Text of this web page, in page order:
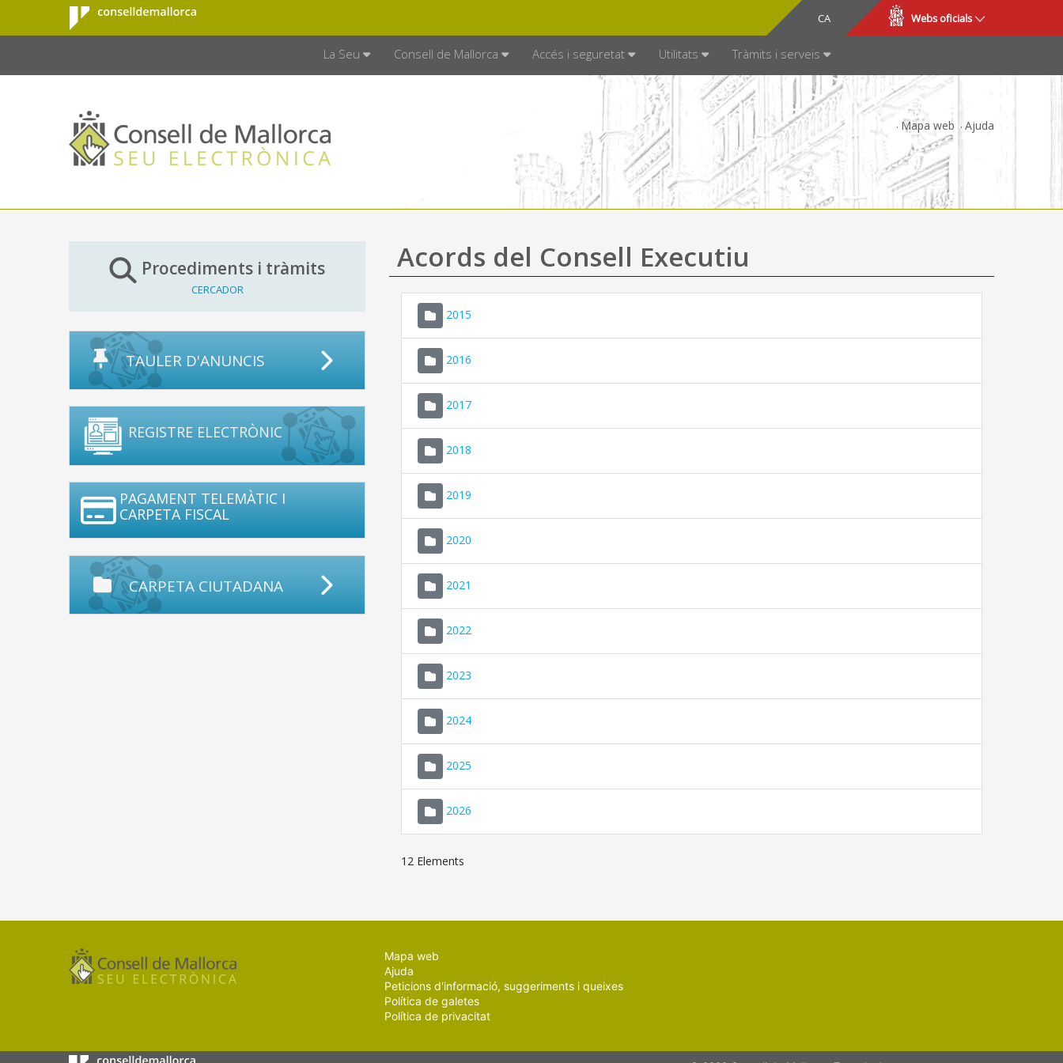
Salta al contingut principal
Consell de
Mallorca
CA
ES Webs oficials
La Seu Consell de Mallorca Accés i seguretat Utilitats Tràmits i serveis
Mapa web Ajuda
Procediments i tràmits
CERCADOR
TAULER D'ANUNCIS
REGISTRE ELECTRÒNIC
PAGAMENT TELEMÀTIC I
CARPETA FISCAL
CARPETA CIUTADANA
Acords del Consell Executiu
2015
2016
2017
2018
2019
2020
2021
2022
2023
2024
2025
2026
12 Elements
Mapa web
Ajuda
Peticions d'informació, suggeriments i queixes
Política de galetes
Política de privacitat